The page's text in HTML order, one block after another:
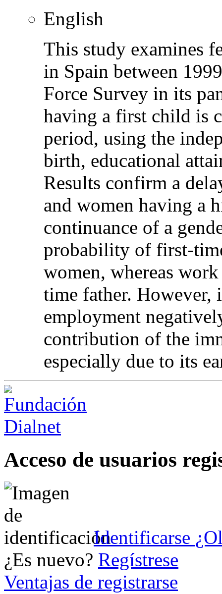
English
This study examines
in Spain between
Force Survey in its
having a first child is
period, using the
birth, educational
Results confirm a
and women having a
continuance of a
probability of first-
women, whereas
time father. However,
employment
contribution of the
especially due to its
Acceso de usuarios
Identificarse
¿Es nuevo? Regístrese
Ventajas de registrarse